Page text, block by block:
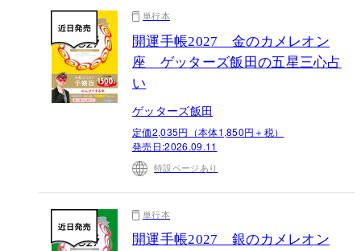
単行本
開運手帳2027 金のカメレオン
座 ゲッターズ飯田の五星三心占
い
ゲッターズ飯田
定価2,035円（本体1,850円＋税）
発売日:2026.09.11
特設ページあり
単行本
開運手帳2027 銀のカメレオン